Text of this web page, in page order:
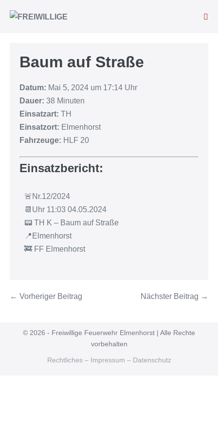
Baum auf Straße
Datum: Mai 5, 2024 um 17:14 Uhr
Dauer: 38 Minuten
Einsatzart: TH
Einsatzort: Elmenhorst
Fahrzeuge: HLF 20
Einsatzbericht:
🚨Nr.12/2024
📆Uhr 11:03 04.05.2024
📟 TH K – Baum auf Straße
📍Elmenhorst
🚒 FF Elmenhorst
← Vorheriger Beitrag Nächster Beitrag →
© 2026 - Freiwillige Feuerwehr Elmenhorst | Alle Rechte
vorbehalten
Rechtliches – Impressum – Datenschutz